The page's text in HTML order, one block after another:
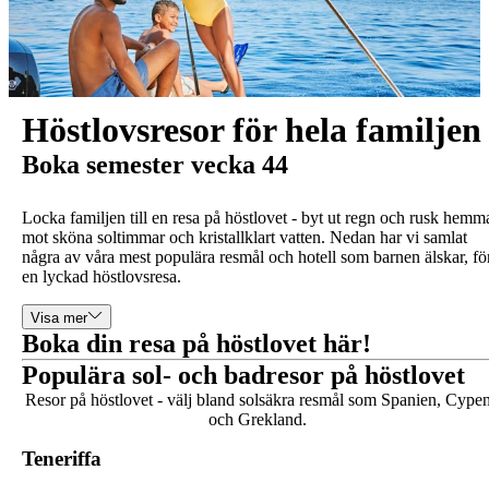
Höstlovsresor för hela familjen
Boka semester vecka 44
Locka familjen till en resa på höstlovet - byt ut regn och rusk
mot sköna soltimmar och kristallklart vatten. Nedan har vi samlat
några av våra mest populära resmål och hotell som barnen älskar,
en lyckad höstlovsresa.
Visa mer
Boka din resa på höstlovet här!
Populära sol- och badresor på höstlovet
Resor på höstlovet - välj bland solsäkra resmål som Spanien,
och Grekland.
Teneriffa